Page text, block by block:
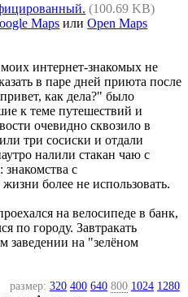
(100.69 KB)
Maps илиOpen Maps
интернет-знакомых не
в паре дней приюта после
как дела?" было
к теме путешествий и
очевидно сквозило в
три сосиски и отдали
налили стакан чаю с
с
более не использовать.
на велосипеде в банк,
по городу. Завтракать
заведении на "зелёном
размер: 320 400 640 800 1024 1280